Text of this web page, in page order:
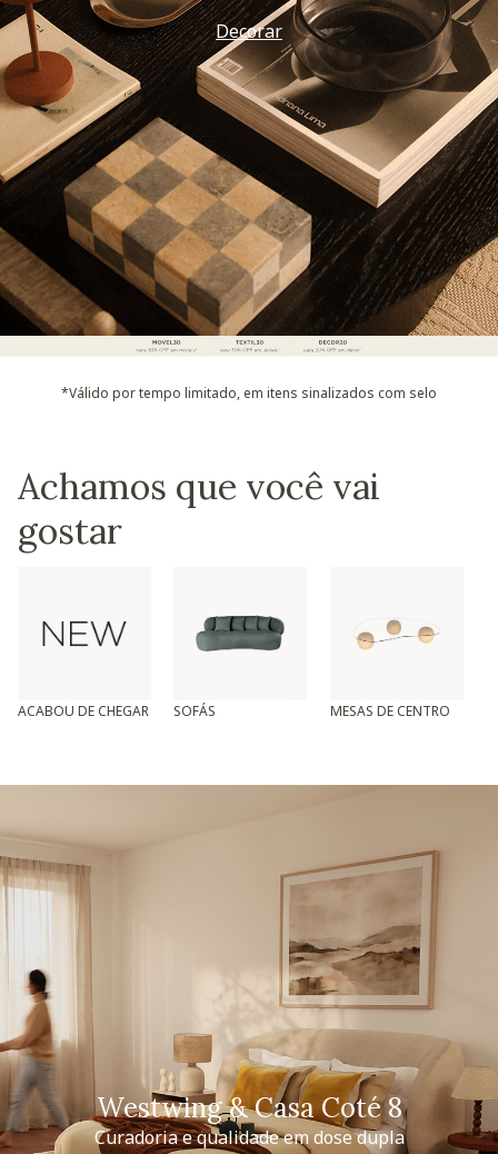
Decorar
*Válido por tempo limitado, em itens sinalizados com selo
Achamos que você vai
gostar
ACABOU DE CHEGAR SOFÁS MESAS DE CENTRO
Westwing & Casa Coté 8
Curadoria e qualidade em dose dupla